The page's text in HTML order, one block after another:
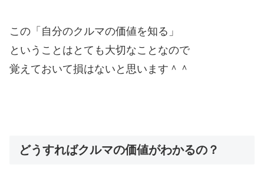
この「自分のクルマの価値を知る」
ということはとても大切なことなので
覚えておいて損はないと思います＾＾
どうすればクルマの価値がわかるの？